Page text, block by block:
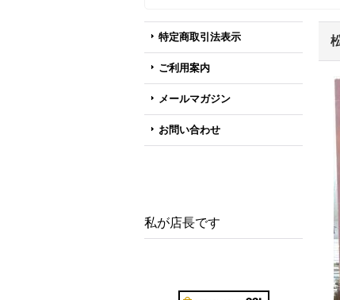
特定商取引法表示
ご利用案内
メールマガジン
お問い合わせ
私が店長です